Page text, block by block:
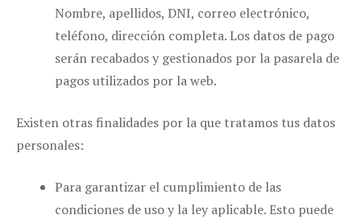
Nombre, apellidos, DNI, correo electrónico,
teléfono, dirección completa. Los datos de pago
serán recabados y gestionados por la pasarela de
pagos utilizados por la web.
Existen otras finalidades por la que tratamos tus datos
personales:
Para garantizar el cumplimiento de las
condiciones de uso y la ley aplicable. Esto puede